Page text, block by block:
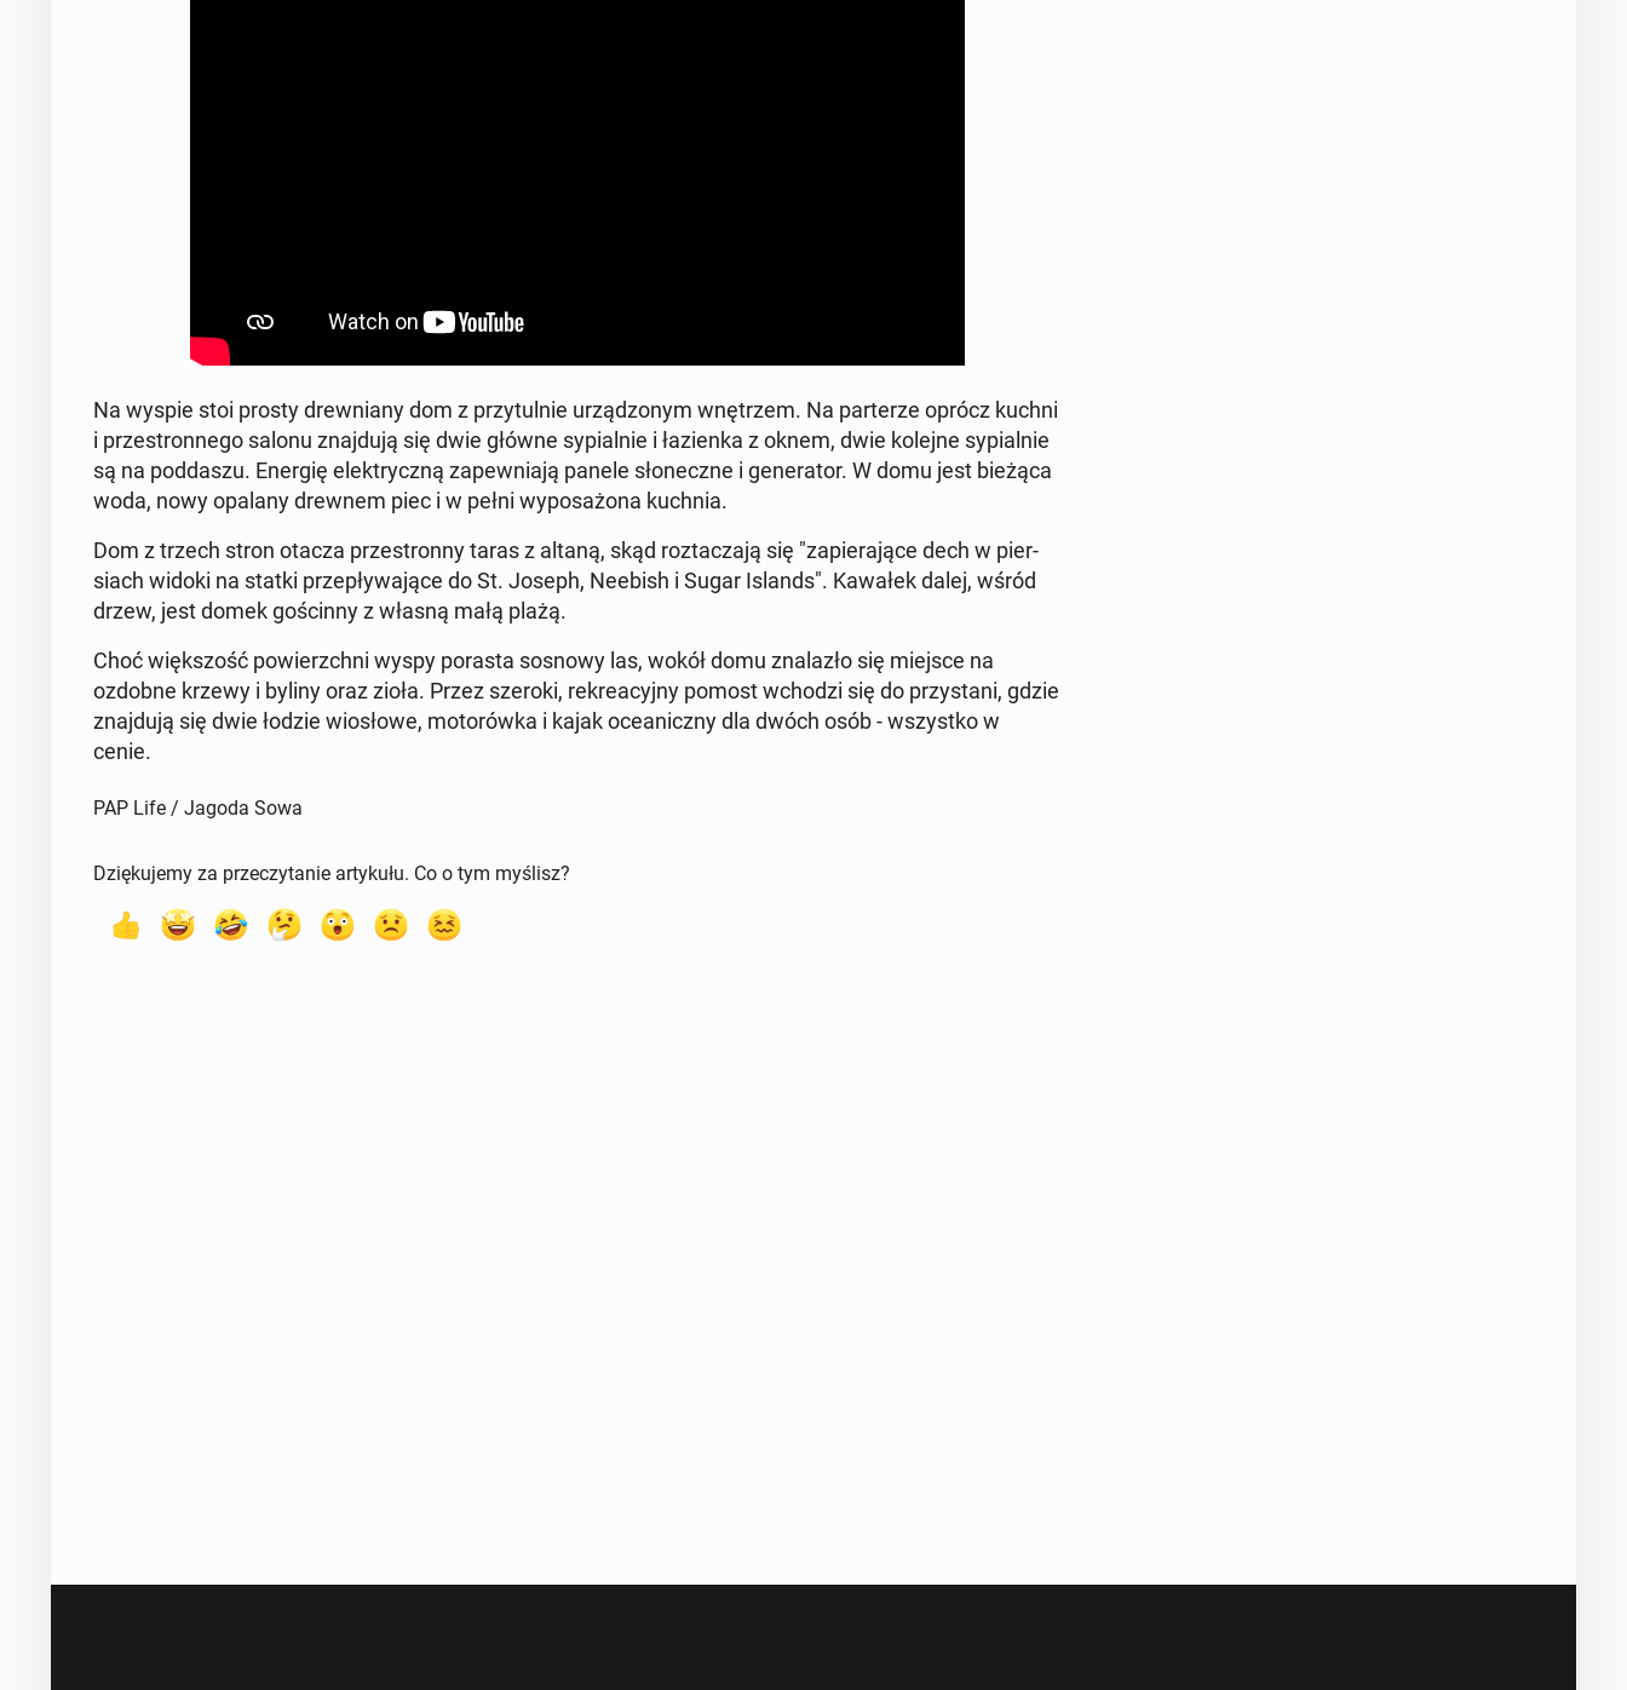
Na wyspie stoi prosty drew­nia­ny dom z przy­tul­nie urzą­dzo­nym wnę­trzem. Na par­te­rze oprócz kuchni
i prze­stron­ne­go salonu znaj­du­ją się dwie główne sy­pial­nie i ła­zien­ka z oknem, dwie kolejne sy­pial­nie
są na pod­da­szu. Energię elek­trycz­ną za­pew­nia­ją panele sło­necz­ne i ge­ne­ra­tor. W domu jest bieżąca
woda, nowy opalany drewnem piec i w pełni wy­po­sa­żo­na kuchnia.
Dom z trzech stron otacza prze­stron­ny taras z altaną, skąd roz­ta­cza­ją się "za­pie­ra­ją­ce dech w pier­
siach widoki na statki prze­pły­wa­ją­ce do St. Joseph, Neebish i Sugar Islands". Kawałek dalej, wśród
drzew, jest domek go­ścin­ny z własną małą plażą.
Choć więk­szość po­wierzch­ni wyspy porasta sosnowy las, wokół domu zna­la­zło się miejsce na
ozdobne krzewy i byliny oraz zioła. Przez szeroki, re­kre­acyj­ny pomost wchodzi się do przy­sta­ni, gdzie
znaj­du­ją się dwie łodzie wio­sło­we, mo­to­rów­ka i kajak oce­anicz­ny dla dwóch osób - wszyst­ko w
cenie.
PAP Life / Jagoda Sowa
Dziękujemy za przeczytanie artykułu. Co o tym myślisz?